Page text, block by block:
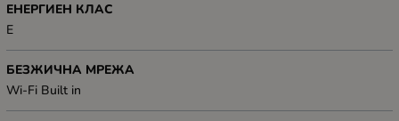
ЕНЕРГИЕН КЛАС
E
БЕЗЖИЧНА МРЕЖА
Wi-Fi Built in